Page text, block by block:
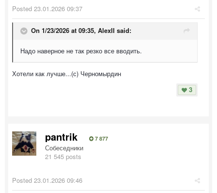
Posted 23.01.2026 09:37
On 1/23/2026 at 09:35, AlexII said:
Надо наверное не так резко все вводить.
Хотели как лучше...(с) Черномырдин
3
pantrik 7 877
Собеседники
21 545 posts
Posted 23.01.2026 09:46